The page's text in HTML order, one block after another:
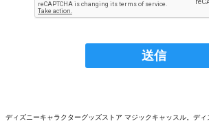
ディズニーキャラクターグッズストア マジックキャッスル。ディ